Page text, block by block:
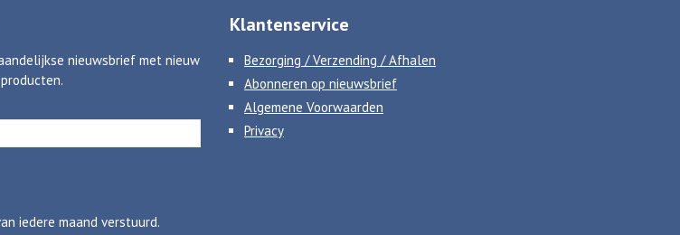
nieuwsbrief met nieuw
iedere maand verstuurd.
Klantenservice
Bezorging / Verzending / Afhalen
Abonneren op nieuwsbrief
Algemene Voorwaarden
Privacy